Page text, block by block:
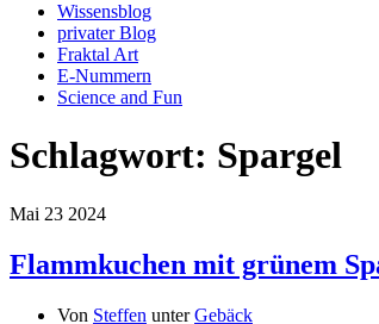
Wissensblog
privater Blog
Fraktal Art
E-Nummern
Science and Fun
Schlagwort: Spargel
Mai 23 2024
Flammkuchen mit grünem
Von Steffen unterGebäck